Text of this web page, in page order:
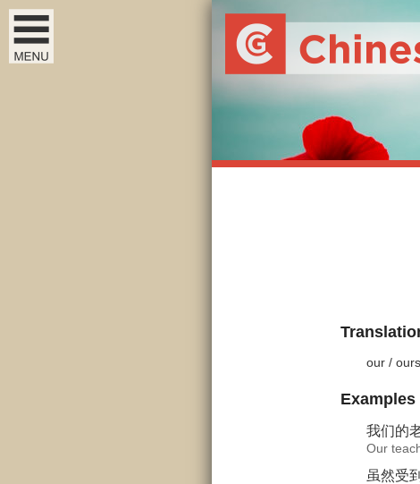
our / ours
Examples
我们的
Our
虽然受